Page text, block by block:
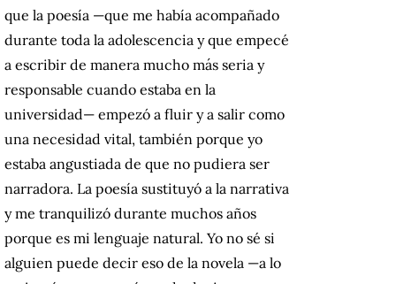
que la poesía —que me había acompañado
durante toda la adolescencia y que empecé
a escribir de manera mucho más seria y
responsable cuando estaba en la
universidad— empezó a fluir y a salir como
una necesidad vital, también porque yo
estaba angustiada de que no pudiera ser
narradora. La poesía sustituyó a la narrativa
y me tranquilizó durante muchos años
porque es mi lenguaje natural. Yo no sé si
alguien puede decir eso de la novela —a lo